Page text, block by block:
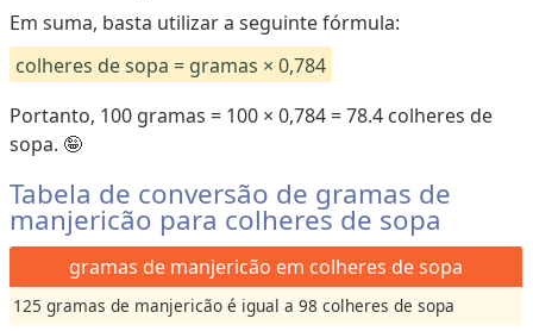
Em suma, basta utilizar a seguinte fórmula:
colheres de sopa = gramas × 0,784
Portanto, 100 gramas = 100 × 0,784 = 78.4 colheres de
sopa. 🤪
Tabela de conversão de gramas de
manjericão para colheres de sopa
gramas de manjericão em colheres de sopa
125 gramas de manjericão é igual a 98 colheres de sopa